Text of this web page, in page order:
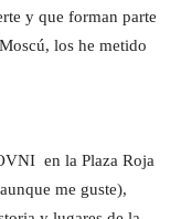
y que forman parte
los he metido
en la Plaza Roja
me guste),